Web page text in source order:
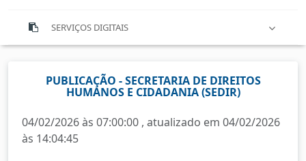
SERVIÇOS DIGITAIS
PUBLICAÇÃO - SECRETARIA DE DIREITOS
HUMANOS E CIDADANIA (SEDIR)
04/02/2026 às 07:00:00 , atualizado em 04/02/2026
às 14:04:45